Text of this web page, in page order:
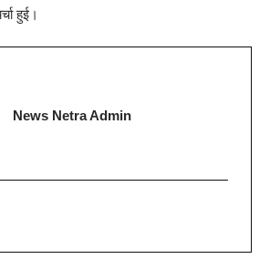
हुई।
News Netra Admin